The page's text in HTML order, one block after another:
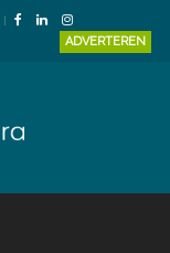
ADVERTEREN